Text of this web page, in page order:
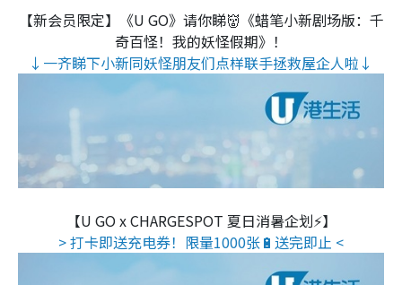
【新会员限定】《U GO》请你睇👹《蜡笔小新剧场版：千
奇百怪！我的妖怪假期》！
↓一齐睇下小新同妖怪朋友们点样联手拯救屋企人啦↓
【U GO x CHARGESPOT 夏日消暑企划⚡】
> 打卡即送充电券！限量1000张🔋送完即止 <